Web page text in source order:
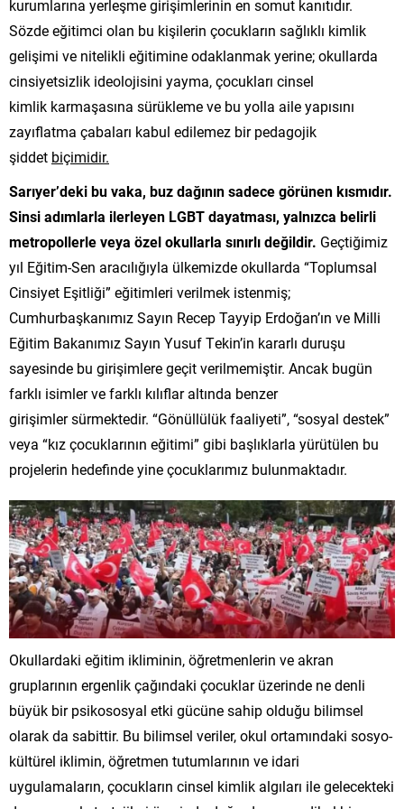
kurumlarına yerleşme girişimlerinin en somut kanıtıdır.
Sözde eğitimci olan bu kişilerin çocukların sağlıklı kimlik
gelişimi ve nitelikli eğitimine odaklanmak yerine; okullarda
cinsiyetsizlik ideolojisini yayma, çocukları cinsel
kimlik karmaşasına sürükleme ve bu yolla aile yapısını
zayıflatma çabaları kabul edilemez bir pedagojik
şiddet biçimidir.
Sarıyer’deki bu vaka, buz dağının sadece görünen kısmıdır.
Sinsi adımlarla ilerleyen LGBT dayatması, yalnızca belirli
metropollerle veya özel okullarla sınırlı değildir. Geçtiğimiz
yıl Eğitim-Sen aracılığıyla ülkemizde okullarda “Toplumsal
Cinsiyet Eşitliği” eğitimleri verilmek istenmiş;
Cumhurbaşkanımız Sayın Recep Tayyip Erdoğan’ın ve Milli
Eğitim Bakanımız Sayın Yusuf Tekin’in kararlı duruşu
sayesinde bu girişimlere geçit verilmemiştir. Ancak bugün
farklı isimler ve farklı kılıflar altında benzer
girişimler sürmektedir. “Gönüllülük faaliyeti”, “sosyal destek”
veya “kız çocuklarının eğitimi” gibi başlıklarla yürütülen bu
projelerin hedefinde yine çocuklarımız bulunmaktadır.
Okullardaki eğitim ikliminin, öğretmenlerin ve akran
gruplarının ergenlik çağındaki çocuklar üzerinde ne denli
büyük bir psikososyal etki gücüne sahip olduğu bilimsel
olarak da sabittir. Bu bilimsel veriler, okul ortamındaki sosyo-
kültürel iklimin, öğretmen tutumlarının ve idari
uygulamaların, çocukların cinsel kimlik algıları ile gelecekteki